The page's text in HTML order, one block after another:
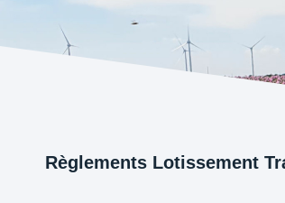
Règlements Lotissement